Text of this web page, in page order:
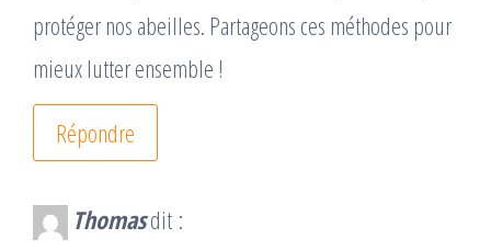
protéger nos abeilles. Partageons ces méthodes pour
mieux lutter ensemble !
Répondre
Thomasdit :